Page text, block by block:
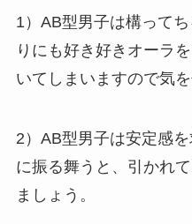
1）AB型男子は構って
りにも好き好きオーラ
いてしまいますので気を
2）AB型男子は安定感
に振る舞うと、引かれ
ましょう。